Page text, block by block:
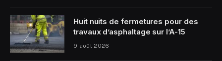
Huit nuits de fermetures pour des
travaux d’asphaltage sur l’A-15
9 août 2026